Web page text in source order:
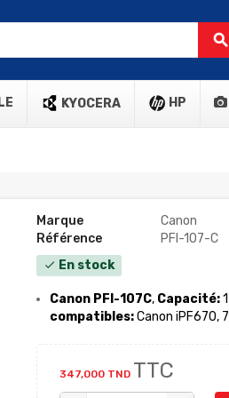
search
KYOCERA HP
Marque
Canon
Référence
PFI-107-C
check En stock
Canon PFI-107C, Capacité:
compatibles:Canon iPF670,
347,000 TND TTC